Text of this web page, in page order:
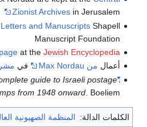
Zionist Archivesin Jerusalem
and ManuscriptsShapell
Manuscript Foundation
at the Jewish Encyclopedia
أعمال من Max Nordau في
"Max Nordau"
guide to Israeli postage
from 1948 onward. Boeliem.
الكلمات الدالة: المنظمة الصهيونية